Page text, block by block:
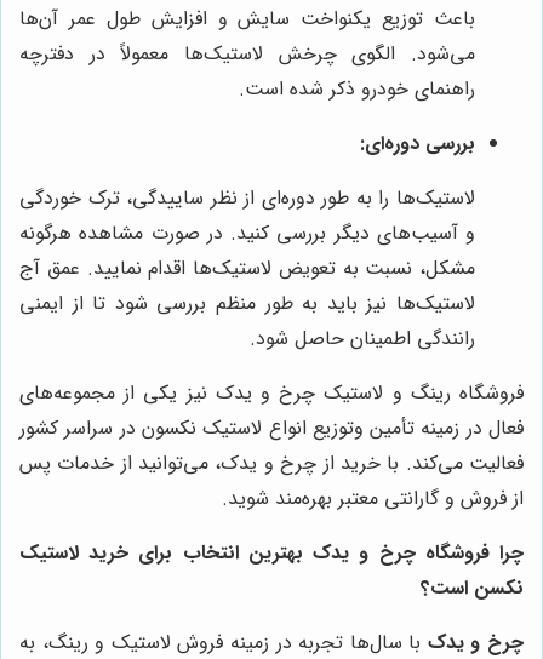
باعث توزیع یکنواخت سایش و افزایش طول عمر آن‌ها
می‌شود. الگوی چرخش لاستیک‌ها معمولاً در دفترچه
راهنمای خودرو ذکر شده است.
بررسی دوره‌ای:
لاستیک‌ها را به طور دوره‌ای از نظر ساییدگی، ترک خوردگی
و آسیب‌های دیگر بررسی کنید. در صورت مشاهده هرگونه
مشکل، نسبت به تعویض لاستیک‌ها اقدام نمایید. عمق آج
لاستیک‌ها نیز باید به طور منظم بررسی شود تا از ایمنی
رانندگی اطمینان حاصل شود.
فروشگاه رینگ و لاستیک چرخ و یدک نیز یکی از مجموعه‌های
فعال در زمینه تأمین وتوزیع انواع لاستیک نکسون در سراسر کشور
فعالیت می‌کند. با خرید از چرخ و یدک، می‌توانید از خدمات پس
از فروش و گارانتی معتبر بهره‌مند شوید.
چرا فروشگاه چرخ و یدک بهترین انتخاب برای خرید لاستیک
نکسن است؟
چرخ و یدک با سال‌ها تجربه در زمینه فروش لاستیک و رینگ، به